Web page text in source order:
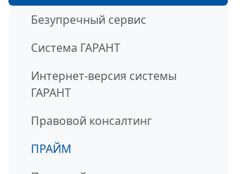
Безупречный сервис
Система ГАРАНТ
Интернет-версия системы
ГАРАНТ
Правовой консалтинг
ПРАЙМ